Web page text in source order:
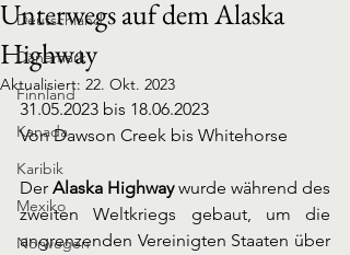
Deutschland
Dänemark
Finnland
Kanada
Karibik
Mexiko
Norwegen
Unterwegs auf dem Alaska
Highway
Aktualisiert: 22. Okt. 2023
31.05.2023 bis 18.06.2023
Von Dawson Creek bis Whitehorse
Der Alaska Highway wurde während des
zweiten Weltkriegs gebaut, um die
angrenzenden Vereinigten Staaten über